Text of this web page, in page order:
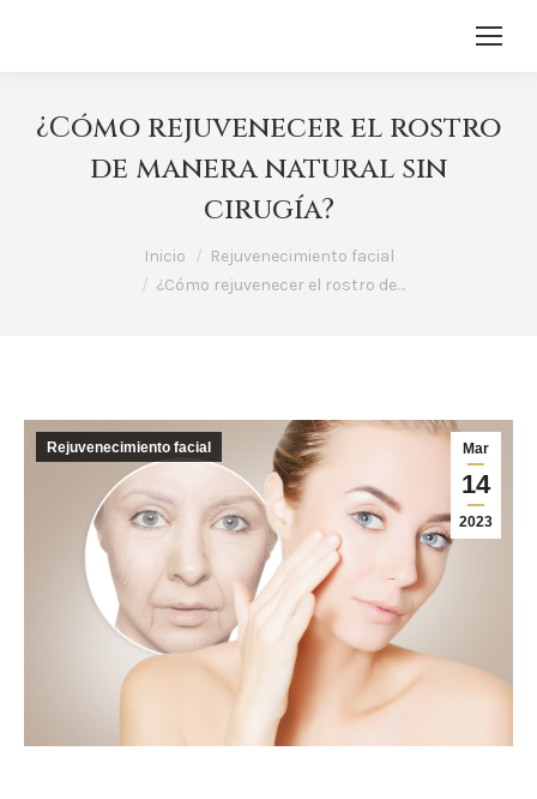
¿Cómo rejuvenecer el rostro
de manera natural sin
cirugía?
Inicio
Rejuvenecimiento facial
¿Cómo rejuvenecer el rostro de…
Mar
14
2023
Rejuvenecimiento facial